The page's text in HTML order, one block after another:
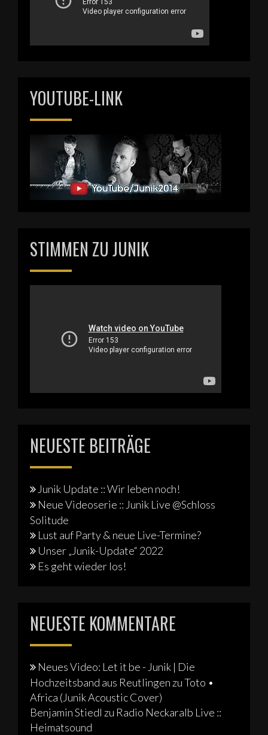
YOUTUBE-LINK
STIMMEN ZU JUNIK
NEUESTE BEITRÄGE
Junik Update :: Wir leben noch!
Neue Videoserie :: Junik Live @Schloss
Solitude
Lust auf Party & neue Live-Termine?
Unser „Junik-Update“ 2022
Es geht wieder los!
NEUESTE KOMMENTARE
Neues Video: Let it be - Junik | Die
Hochzeitsband aus Reutlingen zuToto •
Africa (Junik Acoustic Cover)
Benjamin Stiedl zu Radio Neckaralb Live ::
Heimatsound